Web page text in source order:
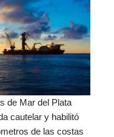
de Mar del Plata
cautelar y habilitó
de las costas